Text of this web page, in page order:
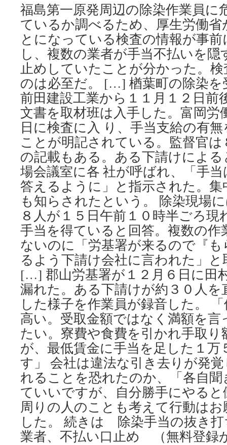
福島第一原発周辺の除染作業員に
ているか調べるため、厚生労働
とになっている検査の情報が事
し、複数の業者が手当不払いを
止めしていたことが分かった。
のは必至だ。 […] 楢葉町の除染
前田建設工業から１１月１２日前
文書を取材班は入手した。富岡労
日に検査に入 り、手当支給の有
ことが明記されている。監督官
の記載もある。ある下請けによ
場会議室に各 社が呼ばれ、「手
答えるように」と指示された。
も知らされたという。 除染現場
８人が１５日午前１０時半ごろ現
手当を得ていると回答。複数の作
ないのに「労基署が来るので『
るよう下請け会社に言われた」
[…] 郡山労基署が１２月６日に田
漏れた。ある下請けが約３０人
した様子を作業員が録音した。
高い。受取金額ではなく満額を
たい。寮費や食費を引かれ手取
が、最低賃金に手当を足した１万
す」 会社は違法な引き去りが発
れることを恐れたのか、「各自
ていいですが、自分勝手にやる
周りの人のことも考えて行動は
した。 続きは 除染手当の抜き
業者、不払い口止め （無料登録